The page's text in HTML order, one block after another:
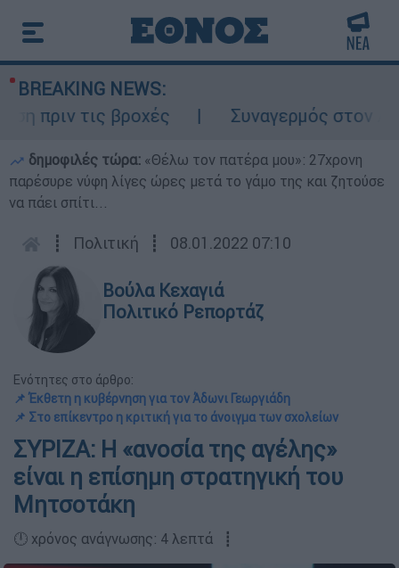
BREAKING NEWS:
τις βροχές
Συναγερμός στον
δημοφιλές τώρα: «Θέλω τον πατέρα μου»: 27χρονη
παρέσυρε νύφη λίγες ώρες μετά το γάμο της και ζητούσε
να πάει σπίτι...
┋ Πολιτική ┋ 08.01.2022 07:10
Βούλα Κεχαγιά
Πολιτικό Ρεπορτάζ
Ενότητες στο άρθρο:
📌 Έκθετη η κυβέρνηση για τον Άδωνι Γεωργιάδη
📌 Στο επίκεντρο η κριτική για το άνοιγμα των σχολείων
ΣΥΡΙΖΑ: Η «ανοσία της αγέλης»
είναι η επίσημη στρατηγική του
Μητσοτάκη
🕛 χρόνος ανάγνωσης: 4 λεπτά ┋